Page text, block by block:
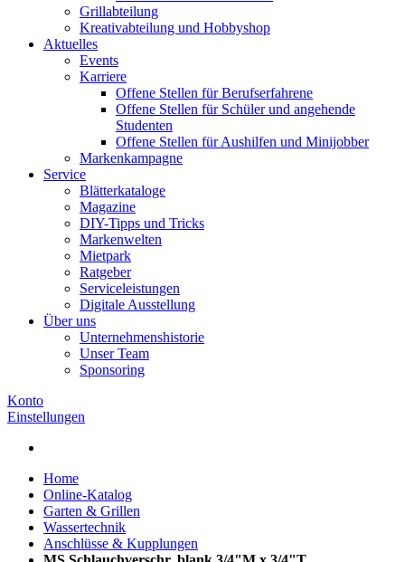
Grillabteilung
Kreativabteilung und Hobbyshop
Aktuelles
Events
Karriere
Offene Stellen für Berufserfahrene
Offene Stellen für Schüler und angehende
Studenten
Offene Stellen für Aushilfen und Minijobber
Markenkampagne
Service
Blätterkataloge
Magazine
DIY-Tipps und Tricks
Markenwelten
Mietpark
Ratgeber
Serviceleistungen
Digitale Ausstellung
Über uns
Unternehmenshistorie
Unser Team
Sponsoring
Konto
Einstellungen
Home
Online-Katalog
Garten & Grillen
Wassertechnik
Anschlüsse & Kupplungen